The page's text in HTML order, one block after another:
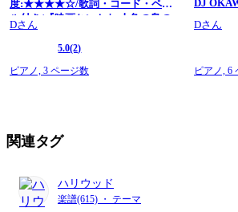
度:★★★★☆/歌詞・コード・ペダ
ル付き/『映画ちいかわ 人魚の島の
ひみつ』より) - セイレーン(CV.鈴木
Dさん
5.0(2)
ピアノ, 3 ページ数
DJ
Dさん
ピアノ,6
関連タグ
ハリウッド
楽譜(615) ・ テーマ